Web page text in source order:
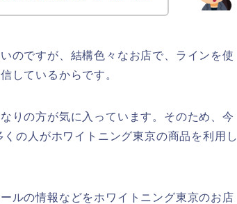
のですが、結構色々なお店で、ラインを使
しているからです。
りの方が気に入っています。そのため、今
の人がホワイトニング東京の商品を利用し
ルの情報などをホワイトニング東京のお店